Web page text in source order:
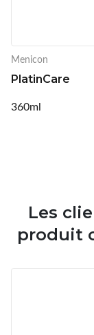
Menicon
PlatinCare
360ml
Les
produit